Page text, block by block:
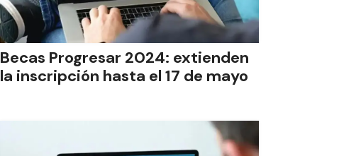
Becas Progresar 2024: extienden
la inscripción hasta el 17 de mayo